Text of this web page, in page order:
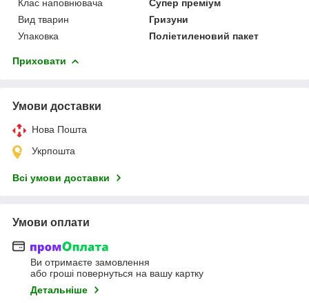
Клас наповнювача
Супер преміум
Вид тварин
Гризуни
Упаковка
Поліетиленовий пакет
Приховати
Умови доставки
Нова Пошта
Укрпошта
Всі умови доставки
Умови оплати
Ви отримаєте замовлення
або гроші повернуться на вашу картку
Детальніше